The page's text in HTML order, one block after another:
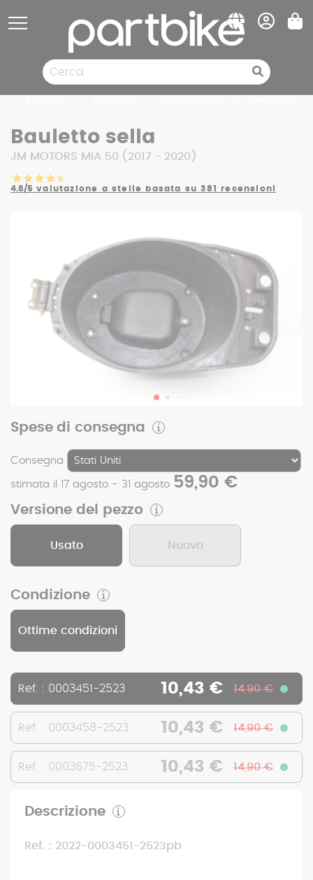
Bauletto sella
JM MOTORS MIA 50 (2017 - 2020)
4.6/5 valutazione a stelle basata su 381 recensioni
Spese di consegna
Consegna
stimata il 17 agosto - 31 agosto 59,90 €
Versione del pezzo
Usato Nuovo
Condizione
Ottime condizioni
Ref. : 0003451-2523 10,43 € 14,90 €
Ref. : 0003458-2523 10,43 € 14,90 €
Ref. : 0003675-2523 10,43 € 14,90 €
Descrizione
Ref. : 2022-0003451-2523pb